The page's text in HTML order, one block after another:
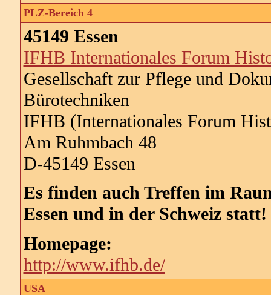
PLZ-Bereich 4
45149 Essen
IFHB Internationales Forum
Gesellschaft zur Pflege und
Bürotechniken
IFHB (Internationales Forum
Am Ruhmbach 48
D-45149 Essen
Es finden auch Treffen im
Essen und in der Schweiz statt!
Homepage:
http://www.ifhb.de/
USA